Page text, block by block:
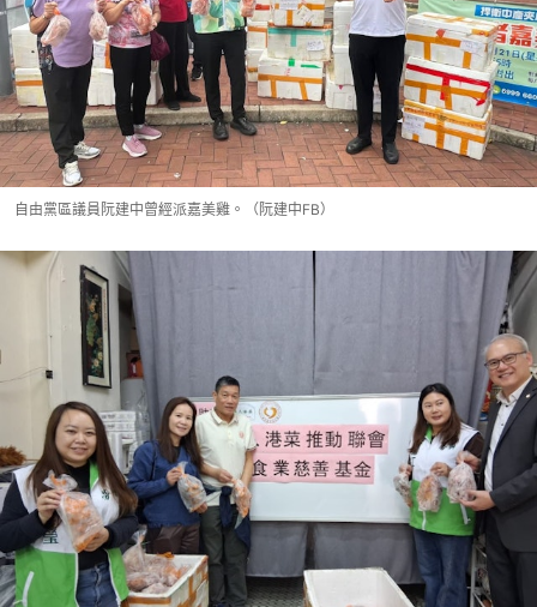
自由黨區議員阮建中曾經派嘉美雞。（阮建中FB）